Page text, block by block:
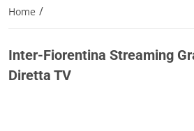
Home /
Inter-Fiorentina Streaming
Diretta TV